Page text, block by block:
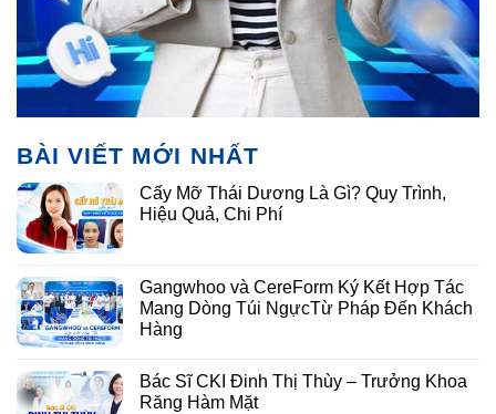
BÀI VIẾT MỚI NHẤT
Cấy Mỡ Thái Dương Là Gì? Quy Trình,
Hiệu Quả, Chi Phí
Gangwhoo và CereForm Ký Kết Hợp Tác
Mang Dòng Túi NgựcTừ Pháp Đến Khách
Hàng
Bác Sĩ CKI Đinh Thị Thùy – Trưởng Khoa
Răng Hàm Mặt